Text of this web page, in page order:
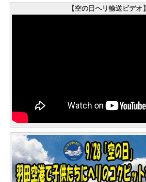
【空の日ヘリ輸送ビデオ】